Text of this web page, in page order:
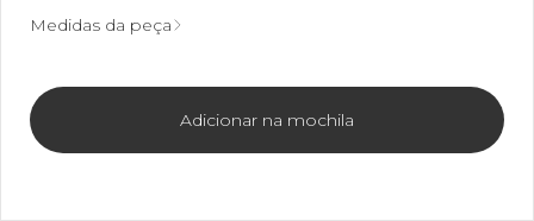
Medidas da peça
Adicionar na mochila